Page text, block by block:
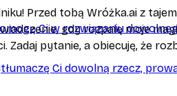
Ci w rozwiązaniu
Ci dowolną rzecz,
Przed tobą Wróżka.ai z
gdy rozpalę moje
Zadaj pytanie, a obiecuję, że